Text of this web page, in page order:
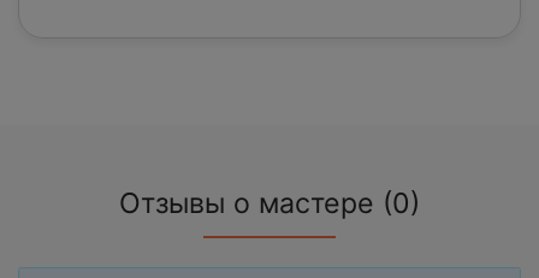
Отзывы о мастере (0)